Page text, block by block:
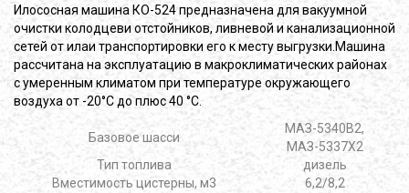
Илососная машина КО-524 предназначена для вакуумной
очистки колодцеви отстойников, ливневой и канализационной
сетей от илаи транспортировки его к месту выгрузки.Машина
рассчитана на эксплуатацию в макроклиматических районах
с умеренным климатом при температуре окружающего
воздуха от -20°С до плюс 40 °С.
Базовое шасси
МАЗ-5340В2,
МАЗ-5337X2
Тип топлива
дизель
Вместимость цистерны, м3
6,2/8,2